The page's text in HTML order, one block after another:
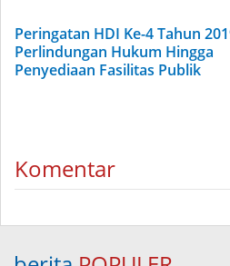
Peringatan HDI Ke-4 Tahun
Perlindungan Hukum Hingga
Penyediaan Fasilitas Publik
Komentar